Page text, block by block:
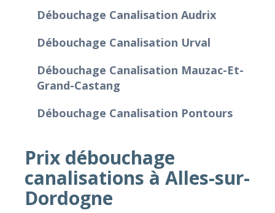
Débouchage Canalisation Audrix
Débouchage Canalisation Urval
Débouchage Canalisation Mauzac-Et-
Grand-Castang
Débouchage Canalisation Pontours
Prix débouchage
canalisations à Alles-sur-
Dordogne